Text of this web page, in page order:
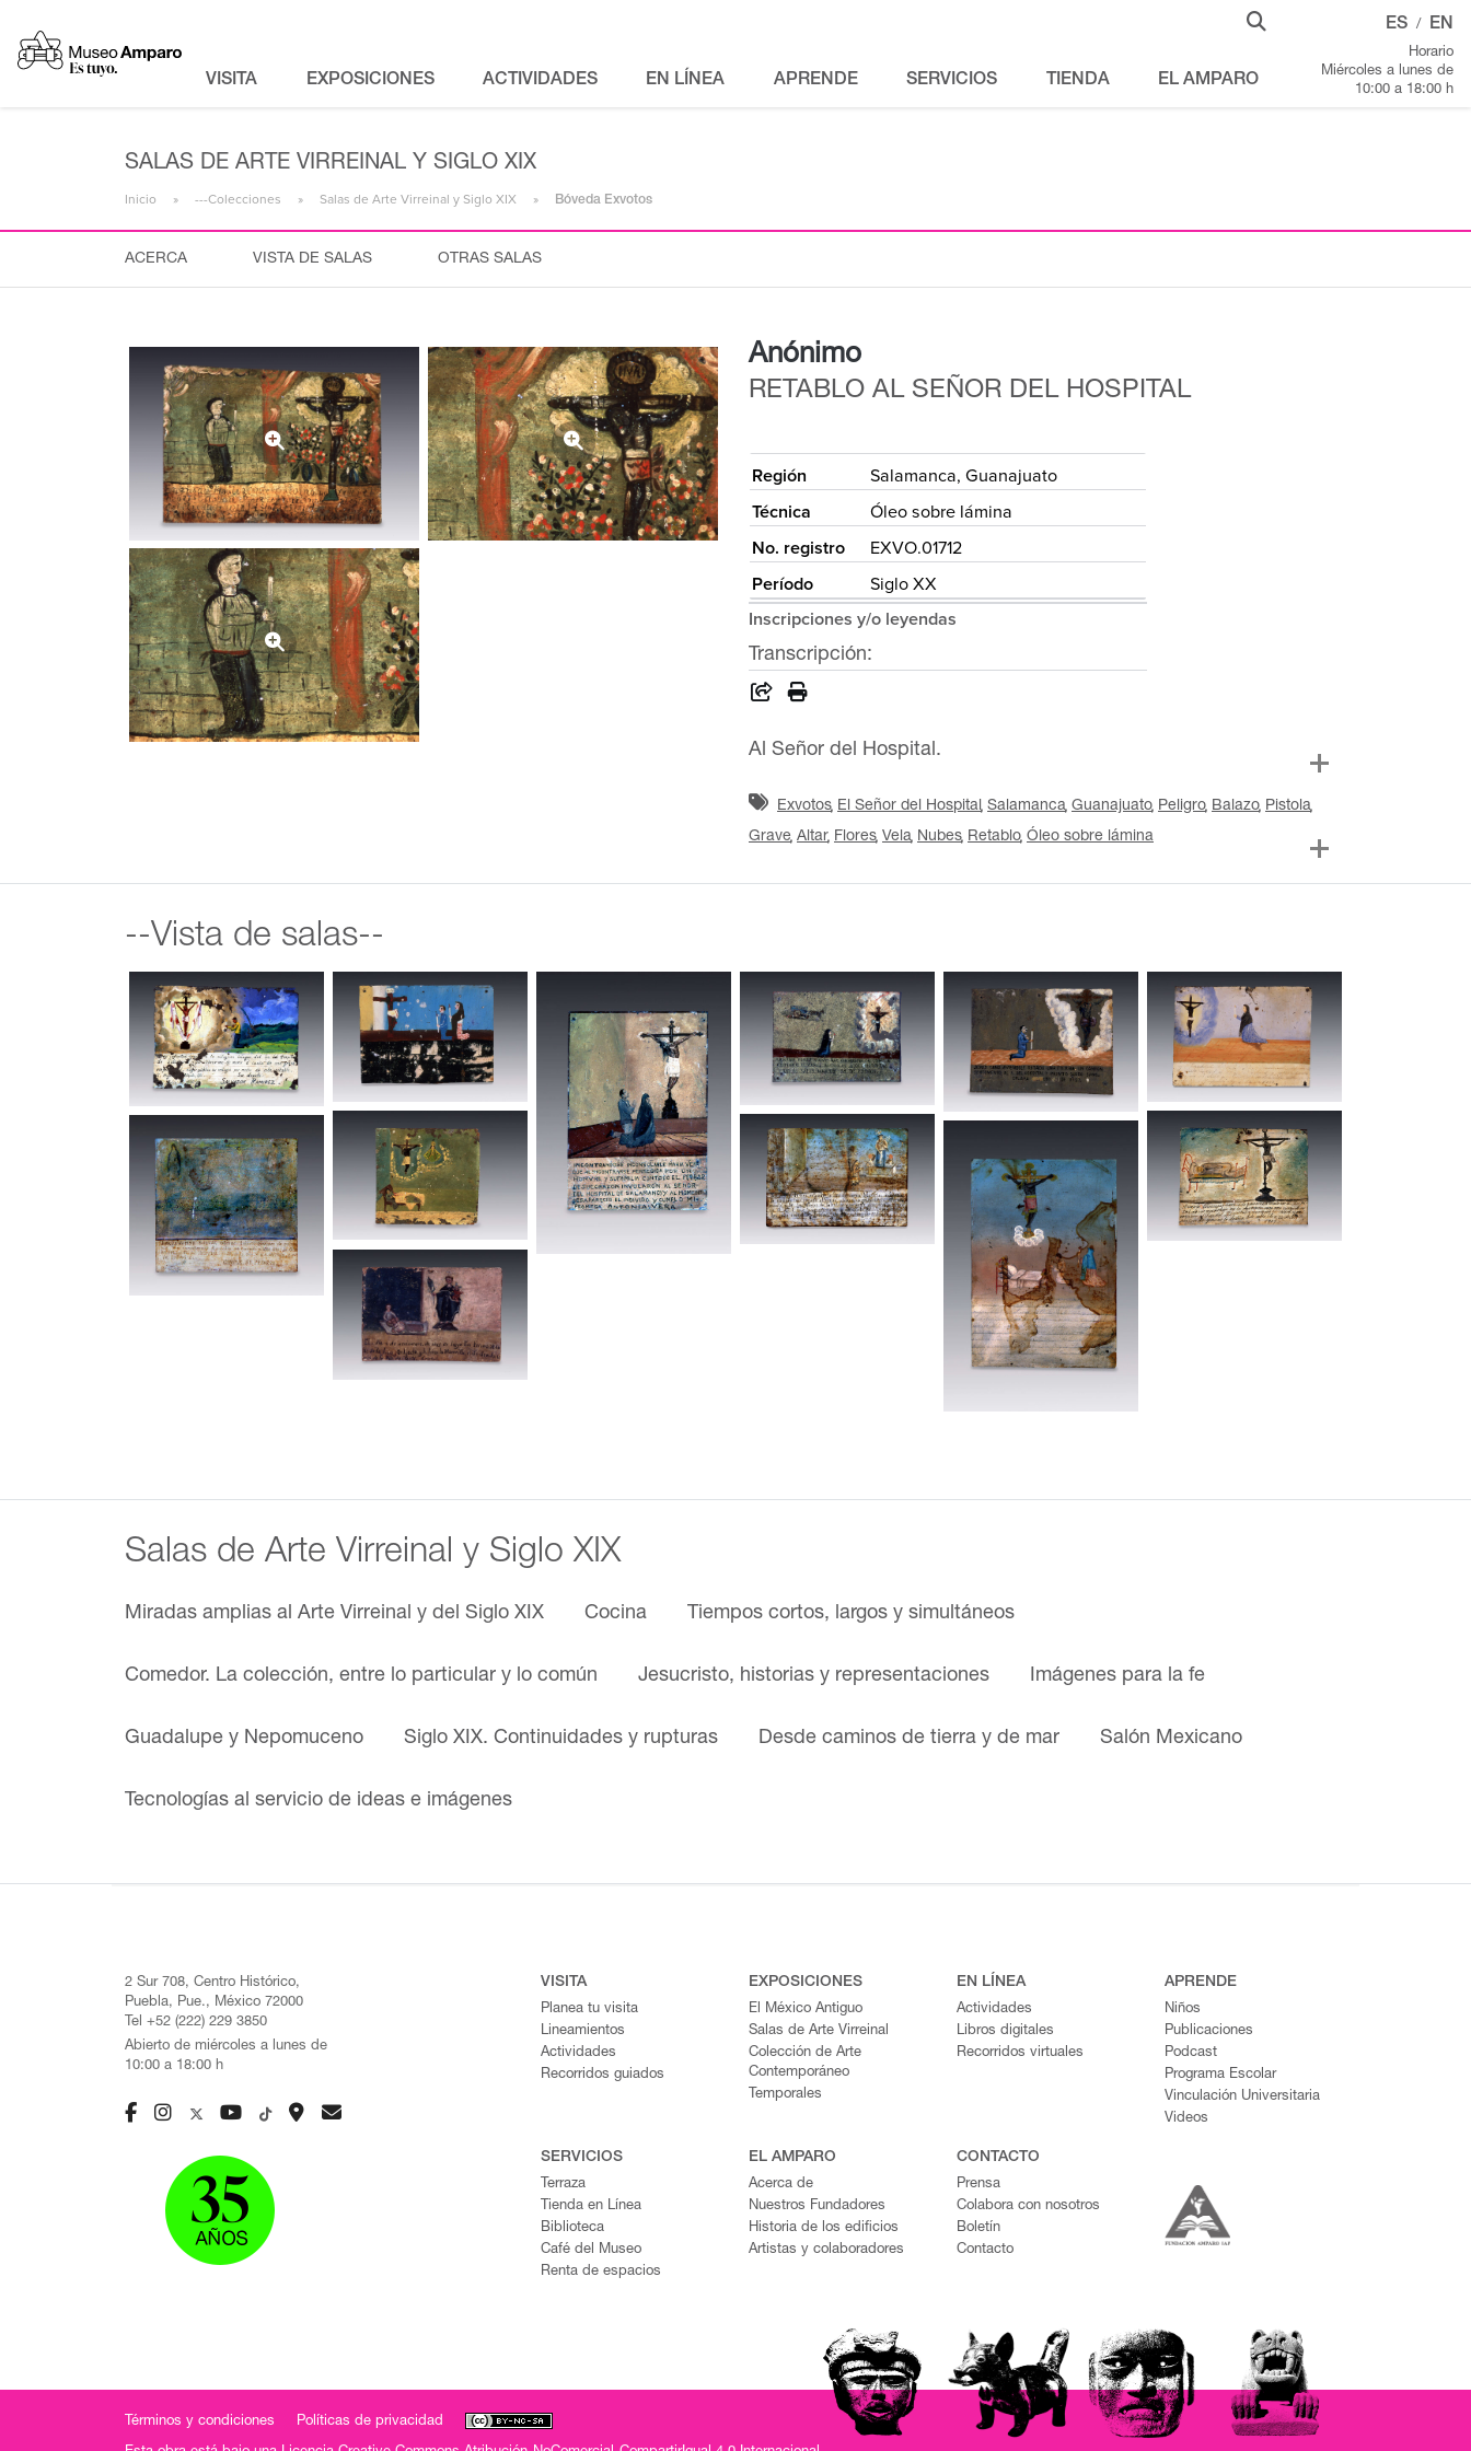
VISITA EXPOSICIONES ACTIVIDADES EN LÍNEA APRENDE SERVICIOS TIENDA EL AMPARO
ES / EN
Horario
Miércoles a lunes de
10:00 a 18:00 h
SALAS DE ARTE VIRREINAL Y SIGLO XIX
Inicio ---Colecciones Salas de Arte Virreinal y Siglo XIX Bóveda Exvotos
ACERCA VISTA DE SALAS OTRAS SALAS
Anónimo
RETABLO AL SEÑOR DEL HOSPITAL
Región
Salamanca, Guanajuato
Técnica
Óleo sobre lámina
No. registro
EXVO.01712
Período
Siglo XX
Inscripciones y/o leyendas
Transcripción:
Al Señor del Hospital.
Exvotos El Señor del Hospital Salamanca Guanajuato Peligro Balazo Pistola
Grave Altar Flores Vela Nubes Retablo Óleo sobre lámina
--Vista de salas--
Salas de Arte Virreinal y Siglo XIX
Miradas amplias al Arte Virreinal y del Siglo XIX Cocina Tiempos cortos, largos y simultáneos
Comedor. La colección, entre lo particular y lo común Jesucristo, historias y representaciones Imágenes para la fe
Guadalupe y Nepomuceno Siglo XIX. Continuidades y rupturas Desde caminos de tierra y de mar Salón Mexicano
Tecnologías al servicio de ideas e imágenes
2 Sur 708, Centro Histórico,
Puebla, Pue., México 72000
Tel +52 (222) 229 3850
Abierto de miércoles a lunes de
10:00 a 18:00 h
VISITA
Planea tu visita
Lineamientos
Actividades
Recorridos guiados
EXPOSICIONES
El México Antiguo
Salas de Arte Virreinal
Colección de Arte
Contemporáneo
Temporales
EN LÍNEA
Actividades
Libros digitales
Recorridos virtuales
APRENDE
Niños
Publicaciones
Podcast
Programa Escolar
Vinculación Universitaria
Videos
SERVICIOS
Terraza
Tienda en Línea
Biblioteca
Café del Museo
Renta de espacios
EL AMPARO
Acerca de
Nuestros Fundadores
Historia de los edificios
Artistas y colaboradores
CONTACTO
Prensa
Colabora con nosotros
Boletín
Contacto
Términos y condiciones Políticas de privacidad